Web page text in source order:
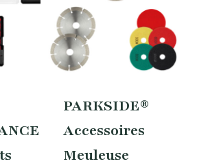
PARKSIDE®
Accessoires
Meuleuse